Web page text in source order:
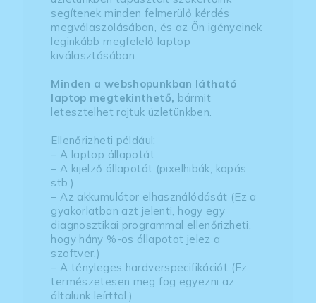
segítenek minden felmerülő kérdés
megválaszolásában, és az Ön igényeinek
leginkább megfelelő laptop
kiválasztásában.
Minden a webshopunkban látható
laptop megtekinthető, bármit
letesztelhet rajtuk üzletünkben.
Ellenőrizheti például:
– A laptop állapotát
– A kijelző állapotát (pixelhibák, kopás
stb.)
– Az akkumulátor elhasználódását (Ez a
gyakorlatban azt jelenti, hogy egy
diagnosztikai programmal ellenőrizheti,
hogy hány %-os állapotot jelez a
szoftver.)
– A tényleges hardverspecifikációt (Ez
természetesen meg fog egyezni az
általunk leírttal.)